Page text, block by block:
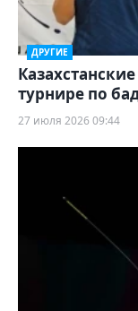
ДРУГИЕ
турнире по
27 июля 2026 09:44